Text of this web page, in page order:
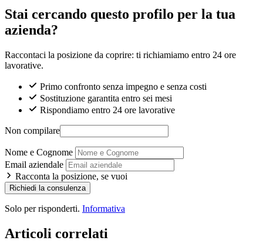
Stai cercando questo profilo per la tua
azienda?
Raccontaci la posizione da coprire: ti richiamiamo entro 24 ore
lavorative.
Primo confronto senza impegno e senza costi
Sostituzione garantita entro sei mesi
Rispondiamo entro 24 ore lavorative
Non compilare
Nome e Cognome
Email aziendale
Racconta la posizione, se vuoi
Richiedi la consulenza
Solo per risponderti. Informativa
Articoli correlati